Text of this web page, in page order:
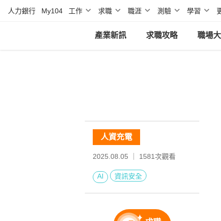
人力銀行 My104 工作 求職 職涯 測驗 學習
產業新訊 求職攻略 職場
人資充電
2025.08.05 ｜ 1581次觀看
AI 資訊安全